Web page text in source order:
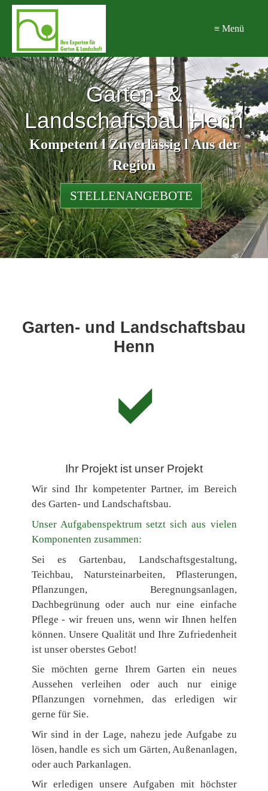
≡ Menü
Garten- &
Landschaftsbau Henn
Kompetent l Zuverlässig l Aus der
Region
STELLENANGEBOTE
Garten- und Landschaftsbau
Henn
Ihr Projekt ist unser Projekt
Wir sind Ihr kompetenter Partner, im Bereich
des Garten- und Landschaftsbau.
Unser Aufgabenspektrum setzt sich aus vielen
Komponenten zusammen:
Sei es Gartenbau, Landschaftsgestaltung,
Teichbau, Natursteinarbeiten, Pflasterungen,
Pflanzungen, Beregnungsanlagen,
Dachbegrünung oder auch nur eine einfache
Pflege - wir freuen uns, wenn wir Ihnen helfen
können. Unsere Qualität und Ihre Zufriedenheit
ist unser oberstes Gebot!
Sie möchten gerne Ihrem Garten ein neues
Aussehen verleihen oder auch nur einige
Pflanzungen vornehmen, das erledigen wir
gerne für Sie.
Wir sind in der Lage, nahezu jede Aufgabe zu
lösen, handle es sich um Gärten, Außenanlagen,
oder auch Parkanlagen.
Wir erledigen unsere Aufgaben mit höchster